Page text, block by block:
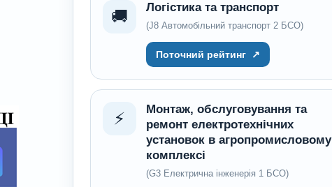
🚚 Логістика та транспорт
(J8 Автомобільний транспорт 2 БСО)
Поточний рейтинг ↗
⚡
Монтаж, обслуговування та
ремонт електротехнічних
установок в агропромисловому
комплексі
(G3 Електрична інженерія 1 БСО)